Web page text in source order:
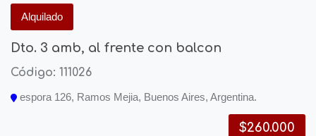
Alquilado
Dto. 3 amb, al frente con balcon
Código: 111026
espora 126, Ramos Mejia, Buenos Aires, Argentina.
$260.000